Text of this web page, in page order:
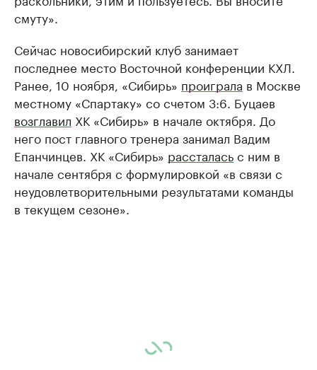
смуту».
Сейчас новосибирский клуб занимает
последнее место Восточной конференции КХЛ.
Ранее, 10 ноября, «Сибирь» проиграла в Москве
местному «Спартаку» со счетом 3:6. Буцаев
возглавил ХК «Сибирь» в начале октября. До
него пост главного тренера занимал Вадим
Епанчинцев. ХК «Сибирь» рассталасьс ним в
начале сентября с формулировкой «в связи с
неудовлетворительными результатами команды
в текущем сезоне».